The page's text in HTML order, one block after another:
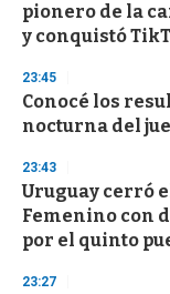
pionero de la
y conquistó
23:45
Conocé los
nocturna del
23:43
Uruguay cerró
Femenino con
por el quinto
23:27